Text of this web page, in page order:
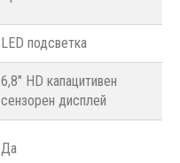
LED подсветка
6,8" HD капацитивен
сензорен дисплей
Да